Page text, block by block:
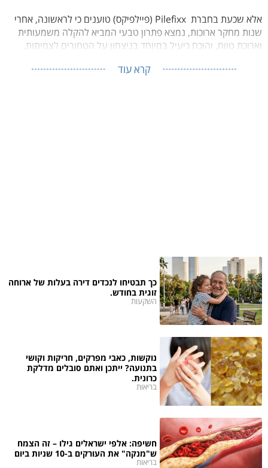
אלא שכעת בחברת Pilefixx (פיילפיקס)
טוענים כי לראשונה, אחרי
שנות מחקר ארוכות, נמצא פתרון טבעי המביא להקלה משמעותית
וארוכת טווח , והוכח כיעיל במיוחד בניצחון על הטחורים לצמיתות.
קרא עוד
כך תבטיחו לנכדים דירה בעלות של ארוחה
זוגית בחודש.
השקעות
נוקשות, כאבי מפרקים, חריקות וקושי
בתנועה? ייתכן ואתם סובלים מדלקת
כרונית.
בריאות
חשיפה: אלפי ישראלים גילו – זה הצמח
ש"מנקה" את העורקים ב-10 שניות ביום
בריאות